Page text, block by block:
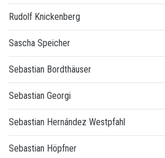
Rudolf Knickenberg
Sascha Speicher
Sebastian Bordthäuser
Sebastian Georgi
Sebastian Hernández Westpfahl
Sebastian Höpfner